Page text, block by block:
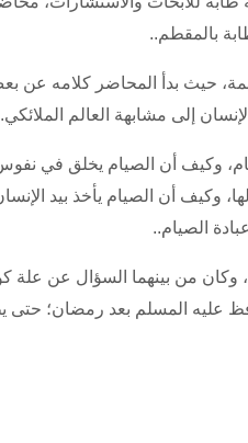
حيث بدأ المحاضر كلامه عن
إلى مشابهة العالم الملائكي.
أن الصيام يخلق في نفوس
وكيف أن الصيام يأخذ بيد
الصيام..
من بينهما السؤال عن علة
عليه المسلم بعد رمضان؛